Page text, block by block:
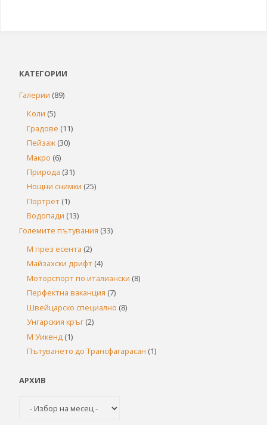
КАТЕГОРИИ
Галерии (89)
Коли (5)
Градове (11)
Пейзаж (30)
Макро (6)
Природа (31)
Нощни снимки (25)
Портрет (1)
Водопади (13)
Големите пътувания (33)
М през есента (2)
Майзахски дрифт (4)
Моторспорт по италиански (8)
Перфектна ваканция (7)
Швейцарско специално (8)
Унгарския кръг (2)
М Уикенд (1)
Пътуването до Трансфагарасан (1)
АРХИВ